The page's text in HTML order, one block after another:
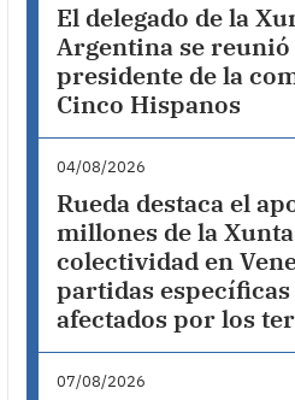
El delegado de la
Argentina se reunió
presidente de la
Cinco Hispanos
04/08/2026
Rueda destaca el
millones de la
colectividad en
partidas
afectados por los
07/08/2026